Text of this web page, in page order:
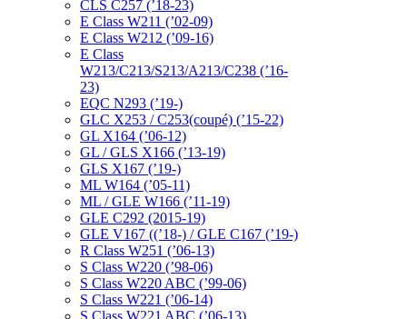
CLS C257 (’18-23)
E Class W211 (’02-09)
E Class W212 (’09-16)
E Class
W213/C213/S213/A213/C238 (’16-
23)
EQC N293 (’19-)
GLC X253 / C253(coupé) (’15-22)
GL X164 (’06-12)
GL / GLS X166 (’13-19)
GLS X167 (’19-)
ML W164 (’05-11)
ML / GLE W166 (’11-19)
GLE C292 (2015-19)
GLE V167 ((’18-) / GLE C167 (’19-)
R Class W251 (’06-13)
S Class W220 (’98-06)
S Class W220 ABC (’99-06)
S Class W221 (’06-14)